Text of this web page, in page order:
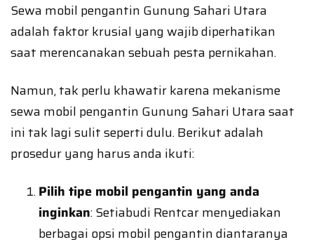
Sewa mobil pengantin Gunung Sahari Utara
adalah faktor krusial yang wajib diperhatikan
saat merencanakan sebuah pesta pernikahan.
Namun, tak perlu khawatir karena mekanisme
sewa mobil pengantin Gunung Sahari Utara saat
ini tak lagi sulit seperti dulu. Berikut adalah
prosedur yang harus anda ikuti:
Pilih tipe mobil pengantin yang anda
inginkan: Setiabudi Rentcar menyediakan
berbagai opsi mobil pengantin diantaranya